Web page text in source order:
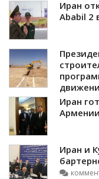
Иран
Ababil 2
Иран
Армении
Иран и